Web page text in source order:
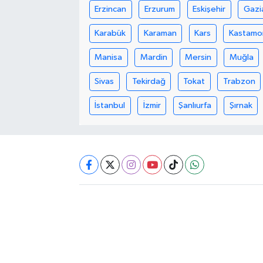
Erzincan Erzurum Eskişehir
Karabük Karaman Kars
Manisa Mardin Mersin Muğla
Sivas Tekirdağ Tokat Trabzon
İstanbul İzmir Şanlıurfa Şırnak
Akhisar Emlak